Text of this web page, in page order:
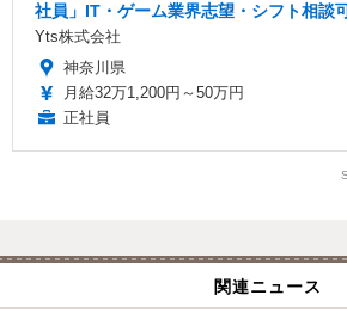
社員」IT・ゲーム業界志望・シフト相談
Yts株式会社
神奈川県
月給32万1,200円～50万円
正社員
関連ニュース